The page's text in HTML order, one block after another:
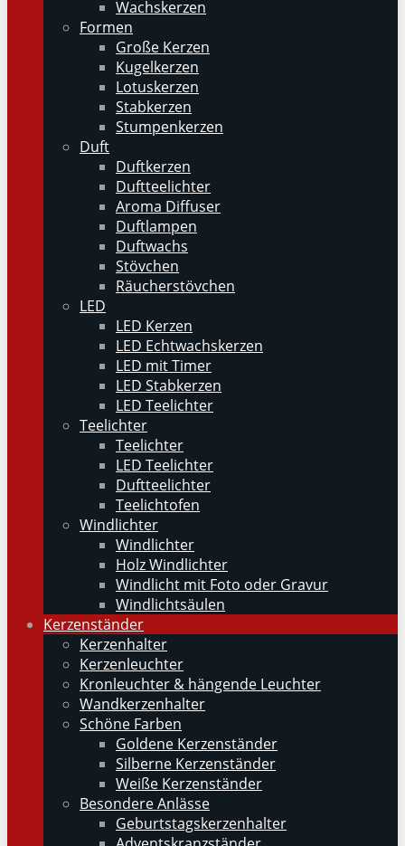
Wachskerzen
Formen
Große Kerzen
Kugelkerzen
Lotuskerzen
Stabkerzen
Stumpenkerzen
Duft
Duftkerzen
Duftteelichter
Aroma Diffuser
Duftlampen
Duftwachs
Stövchen
Räucherstövchen
LED
LED Kerzen
LED Echtwachskerzen
LED mit Timer
LED Stabkerzen
LED Teelichter
Teelichter
Teelichter
LED Teelichter
Duftteelichter
Teelichtofen
Windlichter
Windlichter
Holz Windlichter
Windlicht mit Foto oder Gravur
Windlichtsäulen
Kerzenständer
Kerzenhalter
Kerzenleuchter
Kronleuchter & hängende Leuchter
Wandkerzenhalter
Schöne Farben
Goldene Kerzenständer
Silberne Kerzenständer
Weiße Kerzenständer
Besondere Anlässe
Geburtstagskerzenhalter